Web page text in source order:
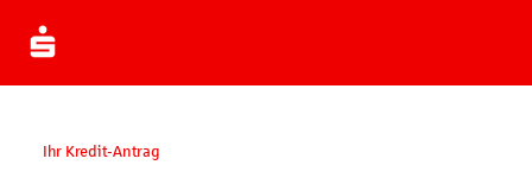
Ihr Kredit-Antrag